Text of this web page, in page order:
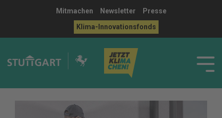
Mitmachen Newsletter
Presse
Klima-Innovationsfonds